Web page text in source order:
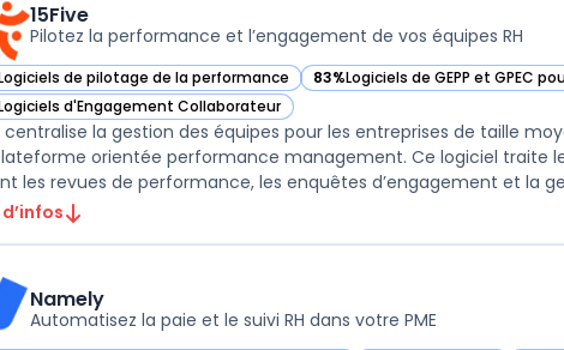
15Five
Pilotez la performance et l’engagement de vos équipes RH
de pilotage de la performance
15Five dans cette catégorie 83%Logiciels de GEPP et GPEC
— voir 15Five dans cette catégorie
d'Engagement Collaborateur
15Five dans cette catégorie
centralise la gestion des équipes pour les entreprises de taille
orientée performance management. Ce logiciel traite
les revues de performance, les enquêtes d’engagement et la
Namely
Automatisez la paie et le suivi RH dans votre PME